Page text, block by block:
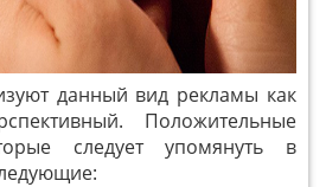
данный вид рекламы как
Положительные
следует упомянуть в